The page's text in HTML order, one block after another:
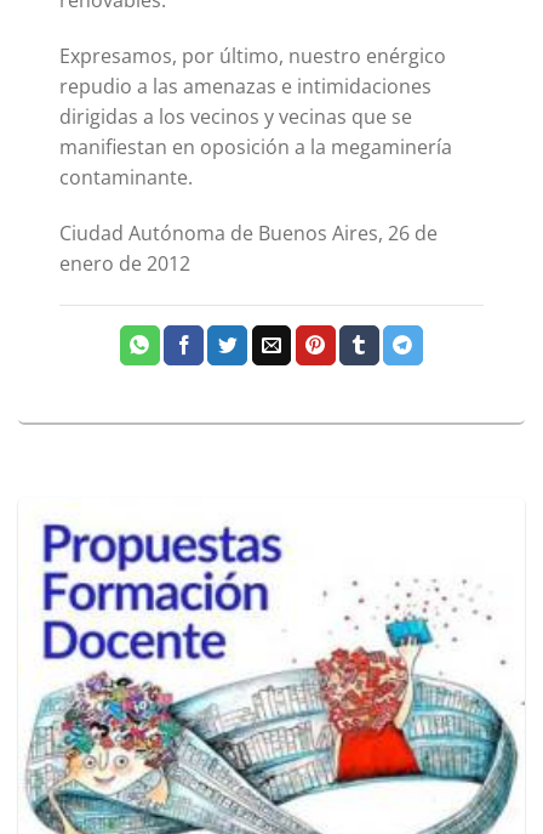
Expresamos, por último, nuestro enérgico
repudio a las amenazas e intimidaciones
dirigidas a los vecinos y vecinas que se
manifiestan en oposición a la megaminería
contaminante.
Ciudad Autónoma de Buenos Aires, 26 de
enero de 2012